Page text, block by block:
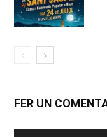
FER UN